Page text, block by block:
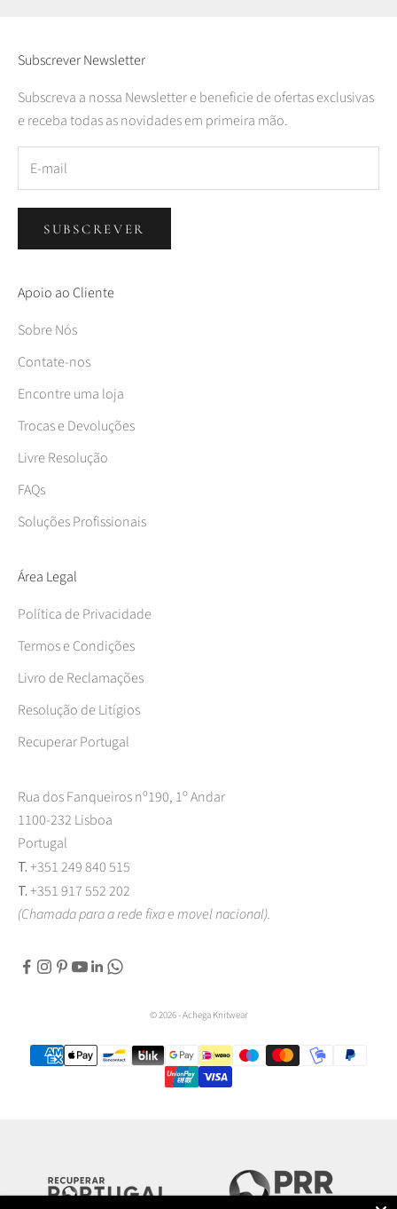
Subscrever Newsletter
Subscreva a nossa Newsletter e beneficie de ofertas exclusivas
e receba todas as novidades em primeira mão.
SUBSCREVER
Apoio ao Cliente
Sobre Nós
Contate-nos
Encontre uma loja
Trocas e Devoluções
Livre Resolução
FAQs
Soluções Profissionais
Área Legal
Política de Privacidade
Termos e Condições
Livro de Reclamações
Resolução de Litígios
Recuperar Portugal
Rua dos Fanqueiros nº190, 1º Andar
1100-232 Lisboa
Portugal
T. +351 249 840 515
T. +351 917 552 202
(Chamada para a rede fixa e movel nacional).
© 2026 - Achega Knitwear